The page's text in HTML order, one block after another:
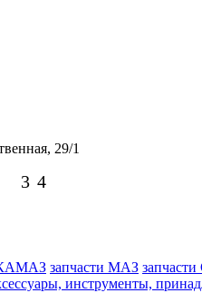
29/1
КАМАЗ запчасти МАЗ
инструменты,
4
3